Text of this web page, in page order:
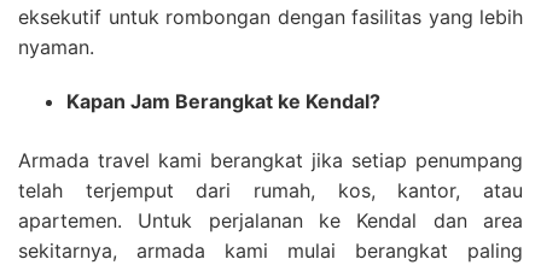
eksekutif untuk rombongan dengan fasilitas yang lebih
nyaman.
Kapan Jam Berangkat ke Kendal?
Armada travel kami berangkat jika setiap penumpang
telah terjemput dari rumah, kos, kantor, atau
apartemen. Untuk perjalanan ke Kendal dan area
sekitarnya, armada kami mulai berangkat paling